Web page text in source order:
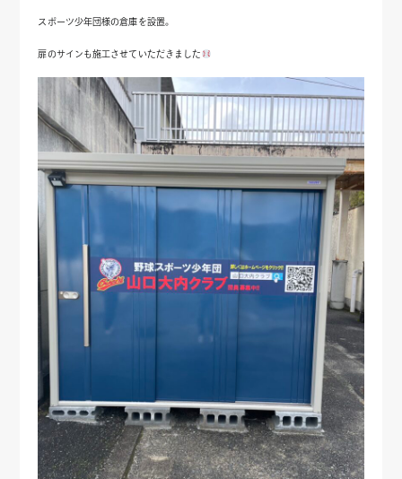
スポーツ少年団様の倉庫を設置。
扉のサインも施工させていただきました